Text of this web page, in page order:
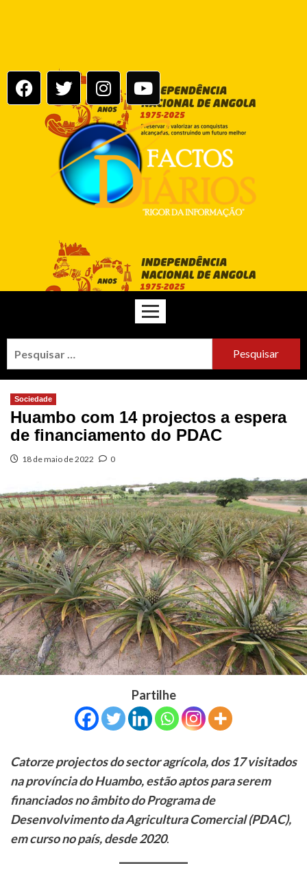
Sociedade
Huambo com 14 projectos a espera
de financiamento do PDAC
18 de maio de 2022 0
Partilhe
Catorze projectos do sector agrícola, dos 17 visitados
na província do Huambo, estão aptos para serem
financiados no âmbito do Programa de
Desenvolvimento da Agricultura Comercial (PDAC),
em curso no país, desde 2020.